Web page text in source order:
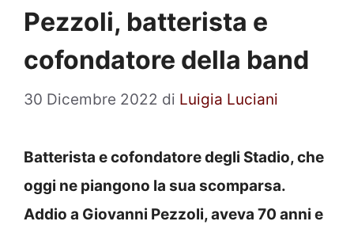
Pezzoli, batterista e
cofondatore della band
30 Dicembre 2022 di Luigia Luciani
Batterista e cofondatore degli Stadio, che
oggi ne piangono la sua scomparsa.
Addio a Giovanni Pezzoli, aveva 70 anni e